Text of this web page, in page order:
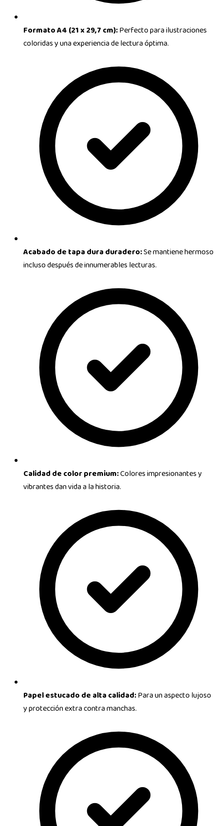
Formato A4 (21 x 29,7 cm):Perfecto para ilustraciones
coloridas y una experiencia de lectura óptima.
Acabado de tapa dura duradero:Se mantiene hermoso
incluso después de innumerables lecturas.
Calidad de color premium:Colores impresionantes y
vibrantes dan vida a la historia.
Papel estucado de alta calidad:Para un aspecto lujoso
y protección extra contra manchas.